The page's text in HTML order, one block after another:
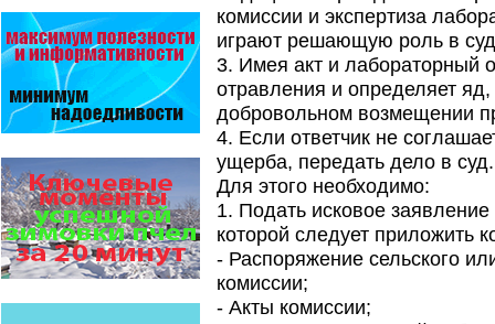
Варроадез - это лучшее
современное средство
для лечения варроатоза и
действует на два вида
клеща…
Безукоризненно сильное
комплексного оздоровления
от болезней пчел и
повышения рентабельности
пасеки.
Апидез, Варроадез, Амипол-Т,
Апирой, Апистоп, Бипин-Т,
Полисан и Гармония…
комиссии и экспертиза
играют решающую роль в
3. Имея акт и лабораторный
отравления и определяет
добровольном возмещении
4. Если ответчик не
ущерба, передать дело в суд.
Для этого необходимо:
1. Подать исковое
которой следует приложить
- Распоряжение сельского
комиссии;
- Акты комиссии;